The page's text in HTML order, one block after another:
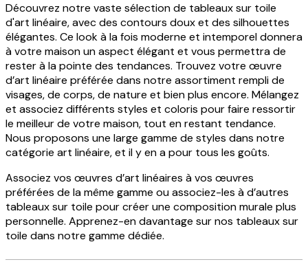
Découvrez notre vaste sélection de tableaux sur toile
d'art linéaire, avec des contours doux et des silhouettes
élégantes. Ce look à la fois moderne et intemporel donnera
à votre maison un aspect élégant et vous permettra de
rester à la pointe des tendances. Trouvez votre œuvre
d’art linéaire préférée dans notre assortiment rempli de
visages, de corps, de nature et bien plus encore. Mélangez
et associez différents styles et coloris pour faire ressortir
le meilleur de votre maison, tout en restant tendance.
Nous proposons une large gamme de styles dans notre
catégorie art linéaire, et il y en a pour tous les goûts.
Associez vos œuvres d’art linéaires à vos œuvres
préférées de la même gamme ou associez-les à d’autres
tableaux sur toile pour créer une composition murale plus
personnelle. Apprenez-en davantage sur nos tableaux sur
toile dans notre gamme dédiée.